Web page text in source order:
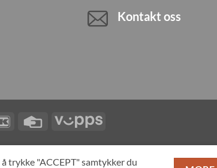
Kontakt oss
DanKort
Credit
Vipps
MIN KONTO ALL PRODUCTS
trykke "ACCEPT" samtykker du